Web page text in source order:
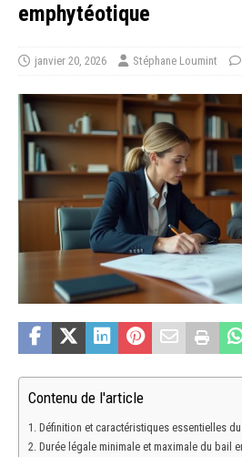
emphytéotique
janvier 20, 2026 Stéphane Loumint
Contenu de l'article
Définition et caractéristiques essentielles
Durée légale minimale et maximale du bail